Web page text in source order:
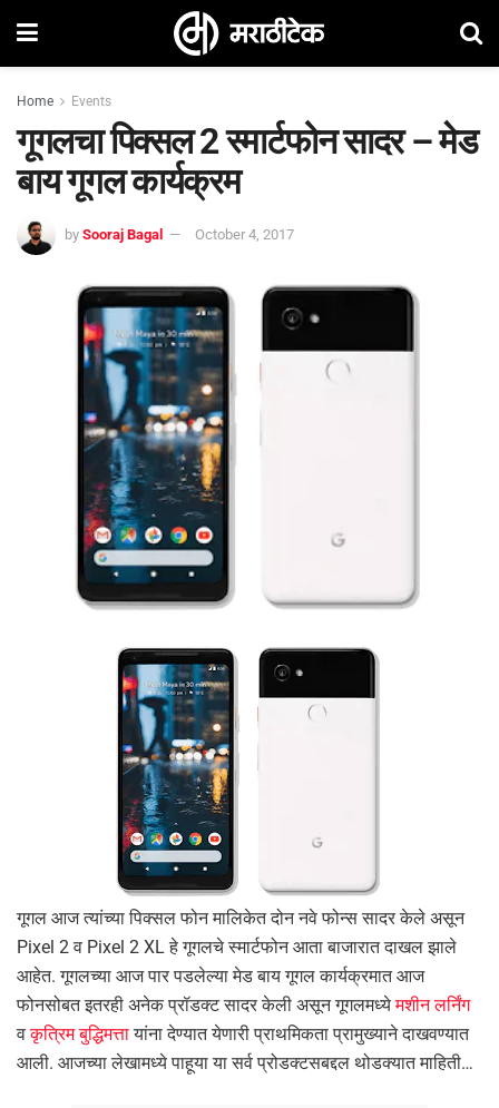
Home Events
गूगलचा पिक्सल 2 स्मार्टफोन सादर – मेड
बाय गूगल कार्यक्रम
by Sooraj Bagal October 4, 2017
गूगल आज त्यांच्या पिक्सल फोन मालिकेत दोन नवे फोन्स सादर केले असून
Pixel 2 व Pixel 2 XL हे गूगलचे स्मार्टफोन आता बाजारात दाखल झाले
आहेत. गूगलच्या आज पार पडलेल्या मेड बाय गूगल कार्यक्रमात आज
फोनसोबत इतरही अनेक प्रॉडक्ट सादर केली असून गूगलमध्येमशीन लर्निंग
वकृत्रिम बुद्धिमत्तायांना देण्यात येणारी प्राथमिकता प्रामुख्याने दाखवण्यात
आली. आजच्या लेखामध्ये पाहूया या सर्व प्रोडक्टसबद्दल थोडक्यात माहिती…